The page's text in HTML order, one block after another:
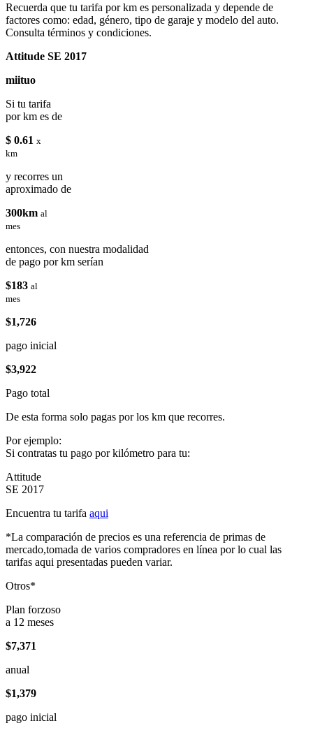
Recuerda que tu tarifa por km es personalizada y depende de
factores como: edad, género, tipo de garaje y modelo del auto.
Consulta términos y condiciones.
Attitude SE 2017
miituo
Si tu tarifa
por km es de
$ 0.61 x
km
y recorres un
aproximado de
300km al
mes
entonces, con nuestra modalidad
de pago por km serían
$183 al
mes
$1,726
pago inicial
$3,922
Pago total
De esta forma solo pagas por los km que recorres.
Por ejemplo:
Si contratas tu pago por kilómetro para tu:
Attitude
SE 2017
Encuentra tu tarifa aqui
*La comparación de precios es una referencia de primas de
mercado,tomada de varios compradores en línea por lo cual las
tarifas aqui presentadas pueden variar.
Otros*
Plan forzoso
a 12 meses
$7,371
anual
$1,379
pago inicial